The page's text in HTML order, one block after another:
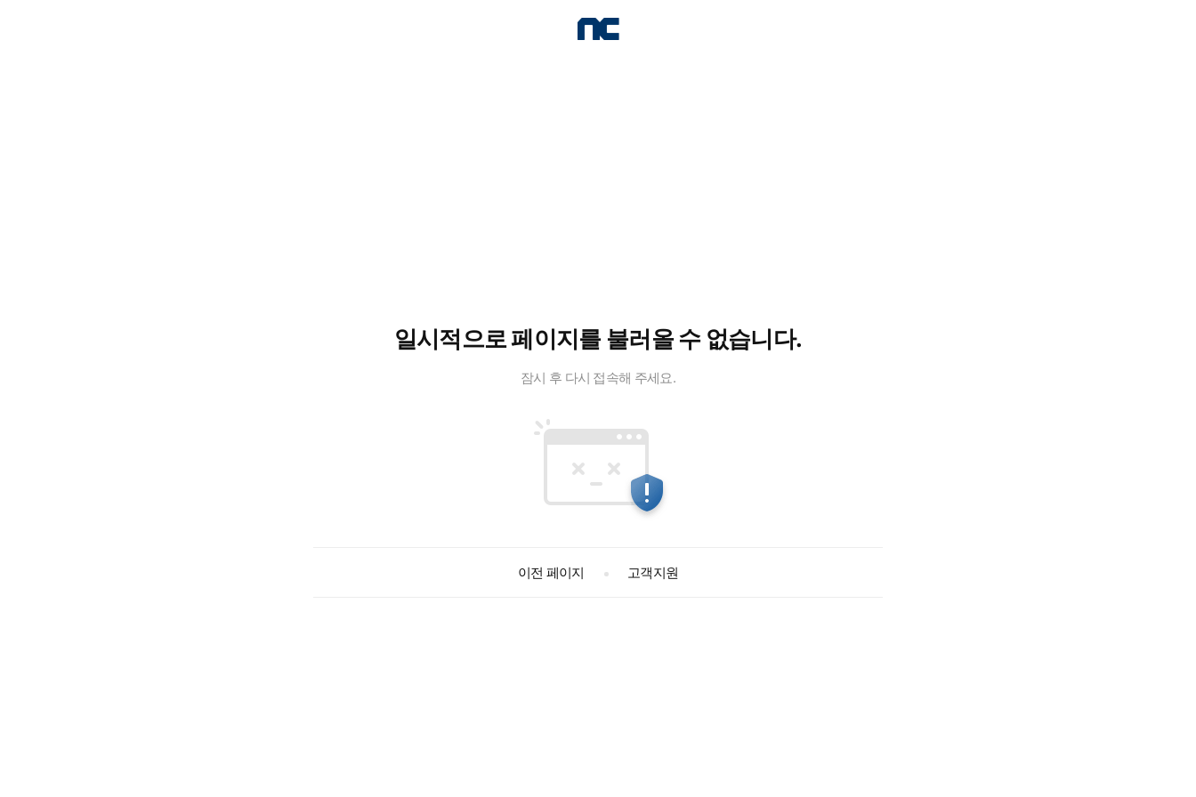
일시적으로 페이지를 불러올 수 없습니다.
잠시 후 다시 접속해 주세요.
이전 페이지 고객지원